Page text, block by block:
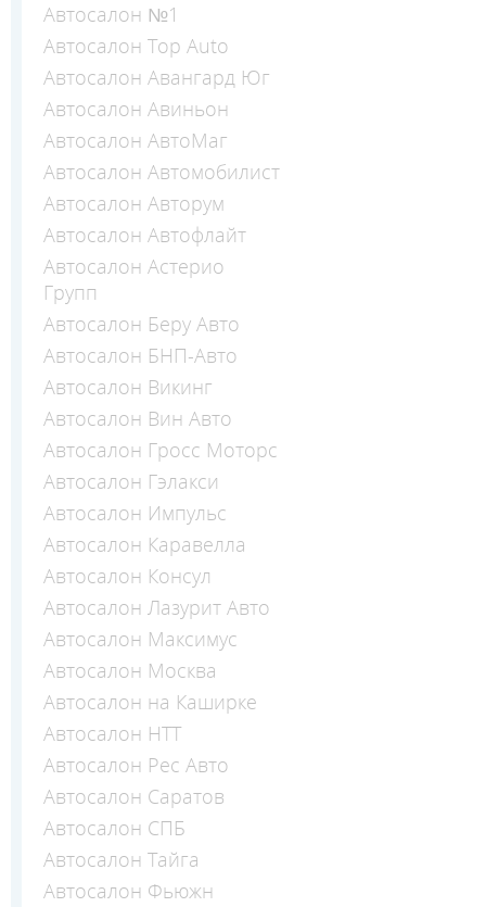
Автосалон №1
Автосалон Top Auto
Автосалон Авангард Юг
Автосалон Авиньон
Автосалон АвтоМаг
Автосалон Автомобилист
Автосалон Авторум
Автосалон Автофлайт
Автосалон Астерио
Групп
Автосалон Беру Авто
Автосалон БНП-Авто
Автосалон Викинг
Автосалон Вин Авто
Автосалон Гросс Моторс
Автосалон Гэлакси
Автосалон Импульс
Автосалон Каравелла
Автосалон Консул
Автосалон Лазурит Авто
Автосалон Максимус
Автосалон Москва
Автосалон на Каширке
Автосалон НТТ
Автосалон Рес Авто
Автосалон Саратов
Автосалон СПБ
Автосалон Тайга
Автосалон Фьюжн